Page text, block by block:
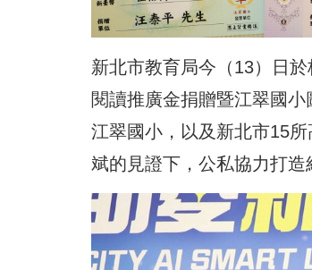
新北市教育局今（13）日
閱讀推廣金捐贈暨江翠國
江翠國小，以及新北市15
斌的見證下，公私協力打造